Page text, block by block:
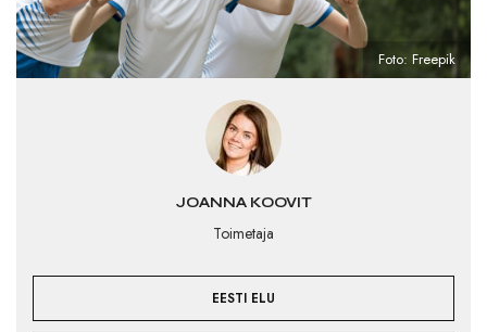
JOANNA KOOVIT
Toimetaja
EESTI ELU
Foto: Freepik